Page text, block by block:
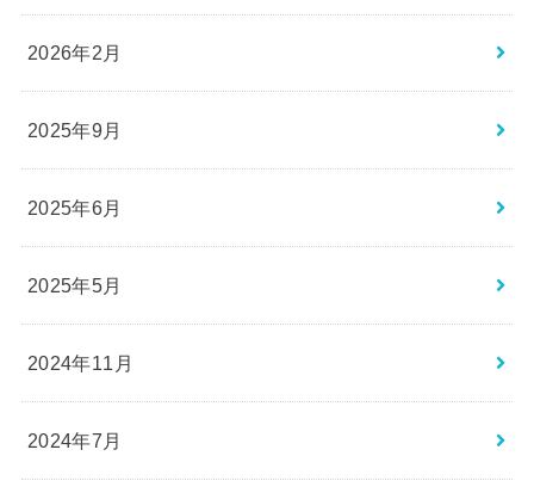
2026年2月
2025年9月
2025年6月
2025年5月
2024年11月
2024年7月